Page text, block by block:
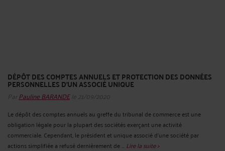
DÉPÔT DES COMPTES ANNUELS ET PROTECTION DES DONNÉES
PERSONNELLES D’UN ASSOCIÉ UNIQUE
Par Pauline BARANDEle 21/09/2020
Le dépôt des comptes annuels au greffe du tribunal de commerce est une
obligation légale pour la plupart des sociétés exerçant une activité
commerciale. Cependant, le président et unique associé d’une société par
actions simplifiée a refusé dernièrement de ... Lire la suite >